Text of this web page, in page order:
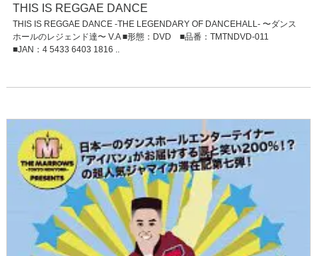
THIS IS REGGAE DANCE
THIS IS REGGAE DANCE -THE LEGENDARY OF DANCEHALL- 〜ダンス
ホールのレジェンド達〜 V.A ■形態：DVD ■品番：TMTNDVD-011
■JAN：4 5433 6403 1816 ..